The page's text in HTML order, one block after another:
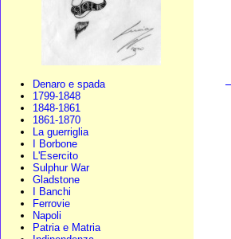
Denaro e spada
1799-1848
1848-1861
1861-1870
La guerriglia
I Borbone
L'Esercito
Sulphur War
Gladstone
I Banchi
Ferrovie
Napoli
Patria e Matria